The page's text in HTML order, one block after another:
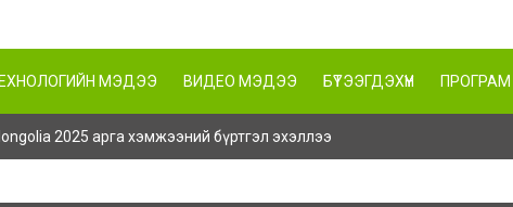
МЭДЭЭ ВИДЕО МЭДЭЭ БҮТЭЭГДЭХҮҮН ПРОГРАМ
2025 арга хэмжээний бүртгэл эхэллээ